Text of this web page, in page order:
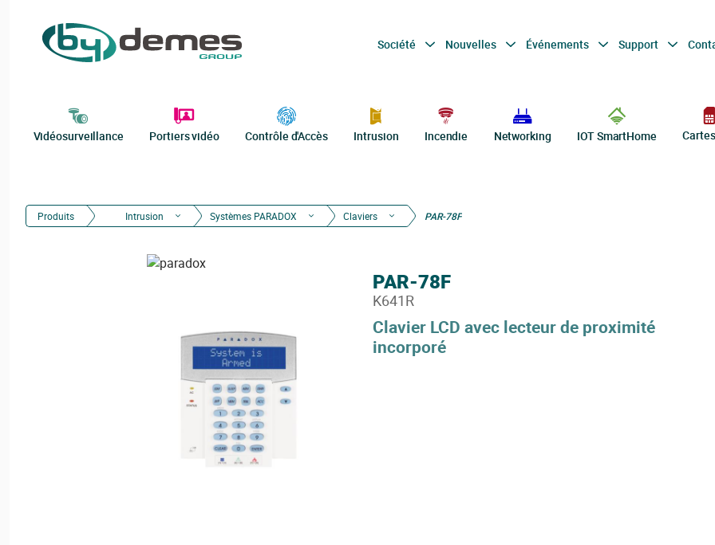
Société Nouvelles Événements Support
Vidéosurveillance Portiers vidéo Contrôle d'Accès Intrusion Incendie Networking IOT SmartHome
Produits Intrusion Systèmes PARADOX Claviers PAR-78F
Clavier LCD avec lecteur de proximité
incorporé
PAR-78F
K641R